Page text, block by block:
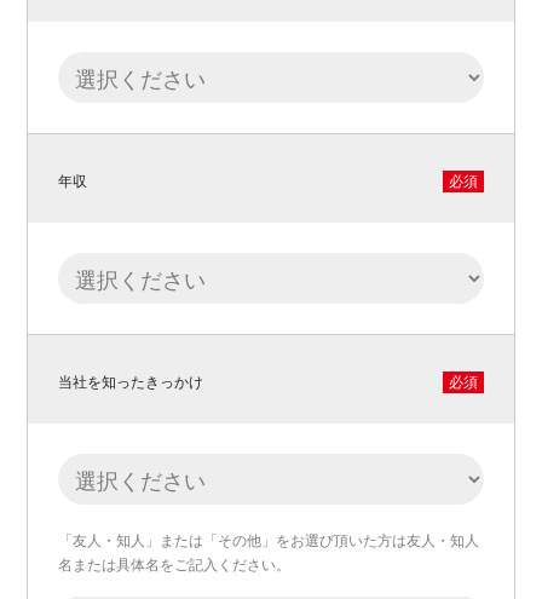
年収 必須
当社を知ったきっかけ 必須
「友人・知人」または「その他」をお選び頂いた方は友人・知人
名または具体名をご記入ください。